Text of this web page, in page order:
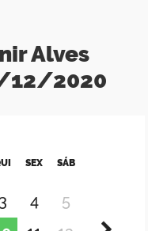
Alves
12/2020
SEX SÁB
3 4
5